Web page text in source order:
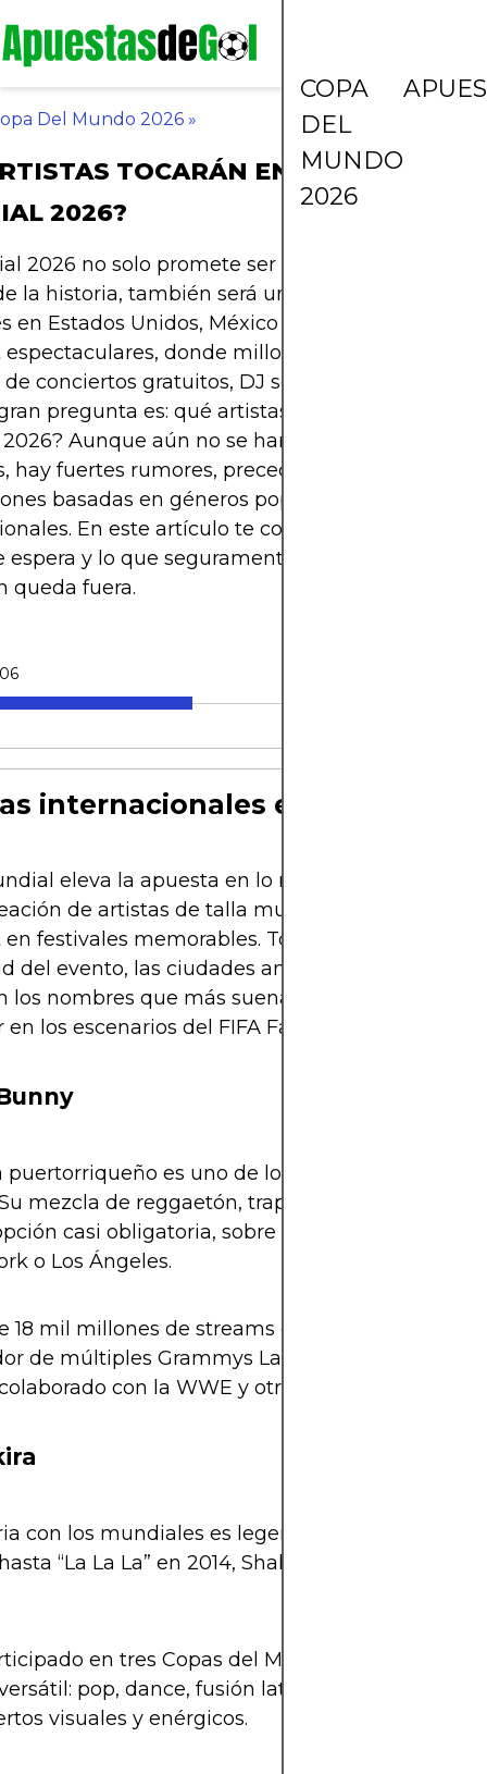
COPA
DEL
MUNDO
2026
Del Mundo 2026 »
TOCARÁN EN LOS FAN
2026?
2026 no solo promete ser el torneo de fútbol
la historia, también será un festival de música
en Estados Unidos, México y Canadá están
espectaculares, donde millones de hinchas
conciertos gratuitos, DJ sets, espectáculos de
pregunta es: qué artistas tocarán en los Fan
Aunque aún no se han confirmado todos
hay fuertes rumores, precedentes de otros
basadas en géneros populares, artistas
En este artículo te contamos todo lo que
espera y lo que seguramente te hará vibrar,
queda fuera.
internacionales en la mira
eleva la apuesta en lo musical, y en 2026
de artistas de talla mundial que
en festivales memorables. Tomando en cuenta la
del evento, las ciudades anfitrionas y el tipo de
los nombres que más suenan (y tienen sentido)
los escenarios del FIFA Fan Fest.
puertorriqueño es uno de los más escuchados
mezcla de reggaetón, trap y pop urbano lo
casi obligatoria, sobre todo en sedes como
o Los Ángeles.
18 mil millones de streams en 2024.
de múltiples Grammys Latinos.
con la WWE y otros eventos globales.
con los mundiales es legendaria. Desde “Waka
“La La La” en 2014, Shakira es sinónimo de
en tres Copas del Mundo.
pop, dance, fusión latina.
visuales y enérgicos.